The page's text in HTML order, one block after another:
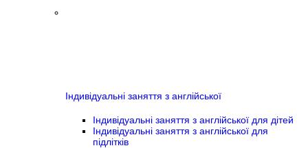
Індивідуальні заняття з англійської
Індивідуальні заняття з англійської для дітей
Індивідуальні заняття з англійської для
підлітків